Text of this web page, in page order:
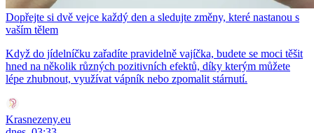
Dopřejte si dvě vejce každý den a sledujte změny, které nastanou s
vaším tělem
Když do jídelníčku zařadíte pravidelně vajíčka, budete se moci těšit
hned na několik různých pozitivních efektů, díky kterým můžete
lépe zhubnout, využívat vápník nebo zpomalit stárnutí.
Krasnezeny.eu